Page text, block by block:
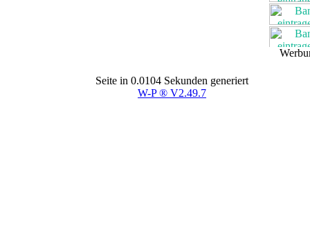
Seite in 0.0104 Sekunden generiert
W-P ® V2.49.7